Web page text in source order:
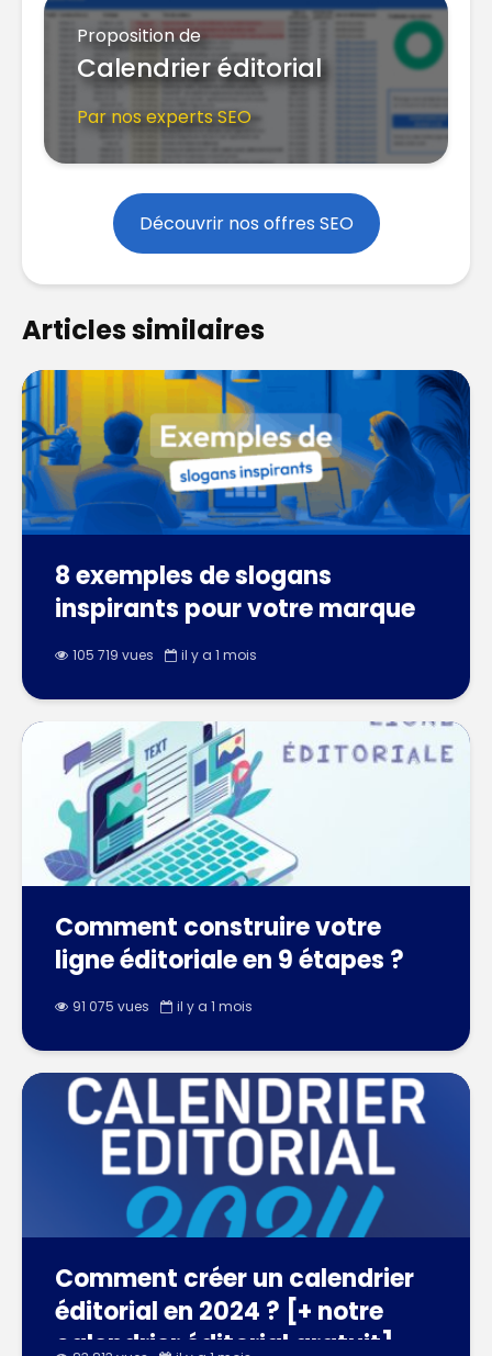
Proposition de
Calendrier éditorial
Par nos experts SEO
Découvrir nos offres SEO
Articles similaires
8 exemples de slogans
inspirants pour votre marque
105 719 vues il y a 1 mois
Comment construire votre
ligne éditoriale en 9 étapes ?
91 075 vues il y a 1 mois
Comment créer un calendrier
éditorial en 2024 ? [+ notre
calendrier éditorial gratuit]